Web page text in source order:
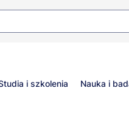
i szkolenia Nauka i